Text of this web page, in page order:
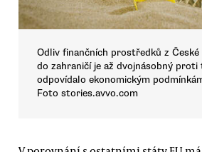
Odliv finančních prostředků z
do zahraničí je až dvojnásobný
odpovídalo ekonomickým
Foto stories.avvo.com